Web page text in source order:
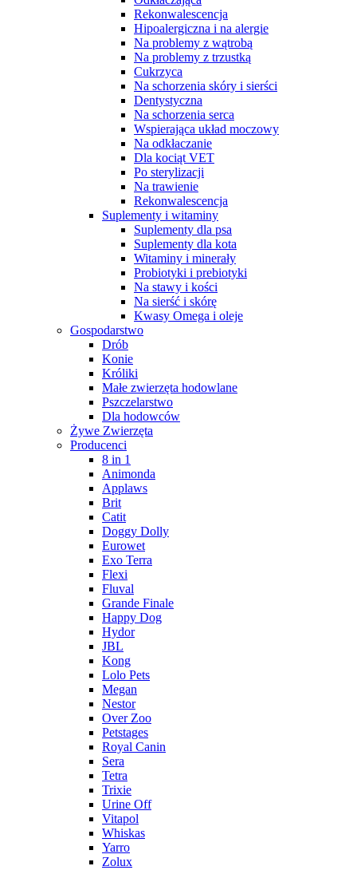
Rekonwalescencja
Hipoalergiczna i na alergie
Na problemy z wątrobą
Na problemy z trzustką
Cukrzyca
Na schorzenia skóry i sierści
Dentystyczna
Na schorzenia serca
Wspierająca układ moczowy
Na odkłaczanie
Dla kociąt VET
Po sterylizacji
Na trawienie
Rekonwalescencja
Suplementy i witaminy
Suplementy dla psa
Suplementy dla kota
Witaminy i minerały
Probiotyki i prebiotyki
Na stawy i kości
Na sierść i skórę
Kwasy Omega i oleje
Gospodarstwo
Drób
Konie
Króliki
Małe zwierzęta hodowlane
Pszczelarstwo
Dla hodowców
Żywe Zwierzęta
Producenci
8 in 1
Animonda
Applaws
Brit
Catit
Doggy Dolly
Eurowet
Exo Terra
Flexi
Fluval
Grande Finale
Happy Dog
Hydor
JBL
Kong
Lolo Pets
Megan
Nestor
Over Zoo
Petstages
Royal Canin
Sera
Tetra
Trixie
Urine Off
Vitapol
Whiskas
Yarro
Zolux